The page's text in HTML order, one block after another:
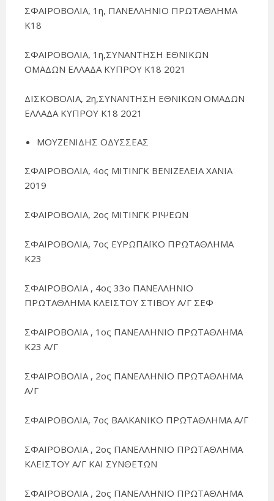
ΣΦΑΙΡΟΒΟΛΙΑ, 1η, ΠΑΝΕΛΛΗΝΙΟ ΠΡΩΤΑΘΛΗΜΑ
Κ18
ΣΦΑΙΡΟΒΟΛΙΑ, 1η,ΣΥΝΑΝΤΗΣΗ ΕΘΝΙΚΩΝ
ΟΜΑΔΩΝ ΕΛΛΑΔΑ ΚΥΠΡΟΥ Κ18 2021
ΔΙΣΚΟΒΟΛΙΑ, 2η,ΣΥΝΑΝΤΗΣΗ ΕΘΝΙΚΩΝ ΟΜΑΔΩΝ
ΕΛΛΑΔΑ ΚΥΠΡΟΥ Κ18 2021
ΜΟΥΖΕΝΙΔΗΣ ΟΔΥΣΣΕΑΣ
ΣΦΑΙΡΟΒΟΛΙΑ, 4ος ΜΙΤΙΝΓΚ ΒΕΝΙΖΕΛΕΙΑ ΧΑΝΙΑ
2019
ΣΦΑΙΡΟΒΟΛΙΑ, 2ος ΜΙΤΙΝΓΚ ΡΙΨΕΩΝ
ΣΦΑΙΡΟΒΟΛΙΑ, 7ος ΕΥΡΩΠΑΪΚΟ ΠΡΩΤΑΘΛΗΜΑ
Κ23
ΣΦΑΙΡΟΒΟΛΙΑ , 4ος 33ο ΠΑΝΕΛΛΗΝΙΟ
ΠΡΩΤΑΘΛΗΜΑ ΚΛΕΙΣΤΟΥ ΣΤΙΒΟΥ Α/Γ ΣΕΦ
ΣΦΑΙΡΟΒΟΛΙΑ , 1ος ΠΑΝΕΛΛΗΝΙΟ ΠΡΩΤΑΘΛΗΜΑ
Κ23 Α/Γ
ΣΦΑΙΡΟΒΟΛΙΑ , 2ος ΠΑΝΕΛΛΗΝΙΟ ΠΡΩΤΑΘΛΗΜΑ
Α/Γ
ΣΦΑΙΡΟΒΟΛΙΑ, 7ος ΒΑΛΚΑΝΙΚΟ ΠΡΩΤΑΘΛΗΜΑ Α/Γ
ΣΦΑΙΡΟΒΟΛΙΑ , 2ος ΠΑΝΕΛΛΗΝΙΟ ΠΡΩΤΑΘΛΗΜΑ
ΚΛΕΙΣΤΟΥ Α/Γ ΚΑΙ ΣΥΝΘΕΤΩΝ
ΣΦΑΙΡΟΒΟΛΙΑ , 2ος ΠΑΝΕΛΛΗΝΙΟ ΠΡΩΤΑΘΛΗΜΑ